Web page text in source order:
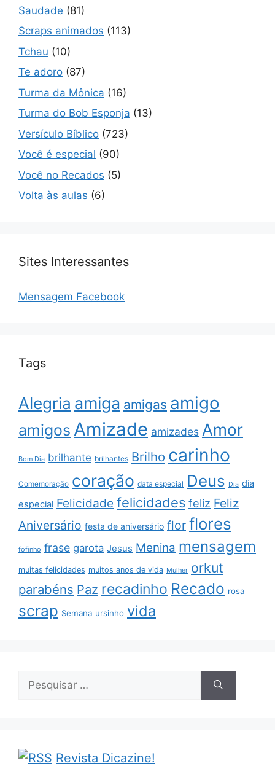
Saudade (81)
Scraps animados (113)
Tchau (10)
Te adoro (87)
Turma da Mônica (16)
Turma do Bob Esponja (13)
Versículo Bíblico (723)
Você é especial (90)
Você no Recados (5)
Volta às aulas (6)
Sites Interessantes
Mensagem Facebook
Tags
Alegria amiga amigas amigo
amigos Amizade amizades Amor
Bom Dia brilhante brilhantes Brilho carinho
Comemoração coração data especial Deus Dia dia
especial Felicidade felicidades feliz Feliz
Aniversário festa de aniversário flor flores
fofinho frase garota Jesus Menina mensagem
muitas felicidades muitos anos de vida Mulher orkut
parabéns Paz recadinho Recado rosa
scrap Semana ursinho vida
Pesquisar
Revista Dicazine!